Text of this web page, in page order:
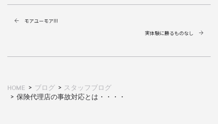
モアユーモア!!!
実体験に勝るものなし
HOME ブログ
スタッフブログ
保険代理店の事故対応とは・・・・